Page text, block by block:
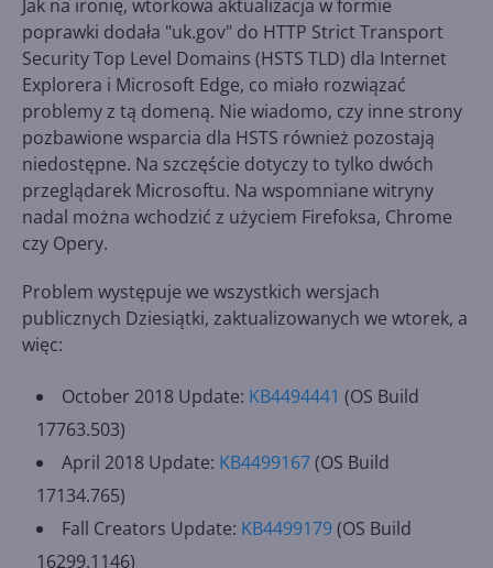
Jak na ironię, wtorkowa aktualizacja w formie
poprawki dodała "uk.gov" do HTTP Strict Transport
Security Top Level Domains (HSTS TLD) dla Internet
Explorera i Microsoft Edge, co miało rozwiązać
problemy z tą domeną. Nie wiadomo, czy inne strony
pozbawione wsparcia dla HSTS również pozostają
niedostępne. Na szczęście dotyczy to tylko dwóch
przeglądarek Microsoftu. Na wspomniane witryny
nadal można wchodzić z użyciem Firefoksa, Chrome
czy Opery.
Problem występuje we wszystkich wersjach
publicznych Dziesiątki, zaktualizowanych we wtorek, a
więc:
October 2018 Update: KB4494441 (OS Build
17763.503)
April 2018 Update: KB4499167(OS Build
17134.765)
Fall Creators Update: KB4499179(OS Build
16299.1146)